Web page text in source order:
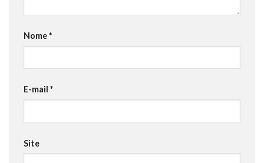
Nome*
E-mail *
Site